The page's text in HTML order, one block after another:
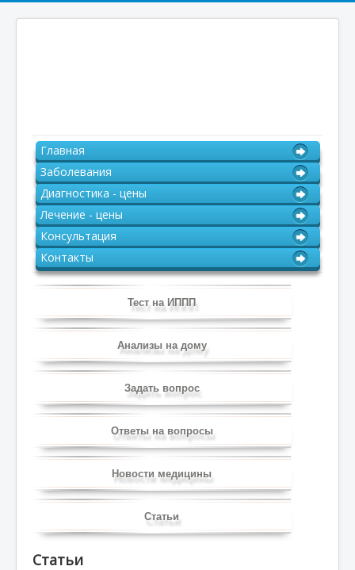
Главная
Заболевания
Диагностика - цены
Лечение - цены
Консультация
Контакты
Тест на ИППП
Анализы на дому
Задать вопрос
Ответы на вопросы
Новости медицины
Статьи
Статьи